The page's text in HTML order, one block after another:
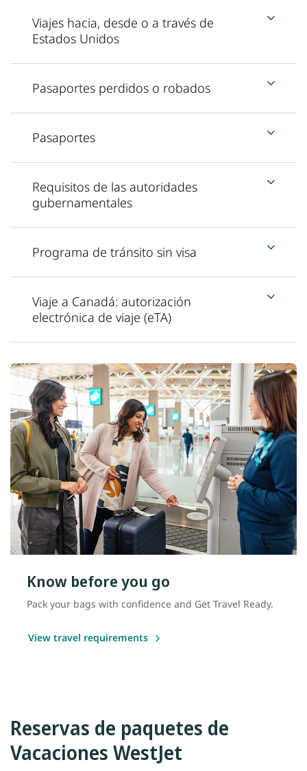
Viajes hacia, desde o a través de
Estados Unidos
Pasaportes perdidos o robados
Pasaportes
Requisitos de las autoridades
gubernamentales
Programa de tránsito sin visa
Viaje a Canadá: autorización
electrónica de viaje (eTA)
Know before you go
Pack your bags with confidence and Get Travel Ready.
View travel requirements
Reservas de paquetes de
Vacaciones WestJet